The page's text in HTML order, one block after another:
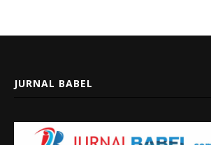
JURNAL BABEL